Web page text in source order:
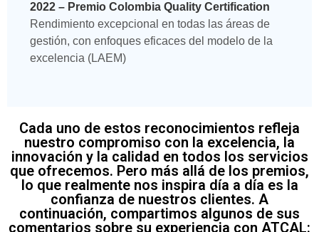
2022 – Premio Colombia Quality Certification
Rendimiento excepcional en todas las áreas de
gestión, con enfoques eficaces del modelo de la
excelencia (LAEM)
Cada uno de estos reconocimientos refleja
nuestro compromiso con la excelencia, la
innovación y la calidad en todos los servicios
que ofrecemos. Pero más allá de los premios,
lo que realmente nos inspira día a día es la
confianza de nuestros clientes. A
continuación, compartimos algunos de sus
comentarios sobre su experiencia con ATCAL: